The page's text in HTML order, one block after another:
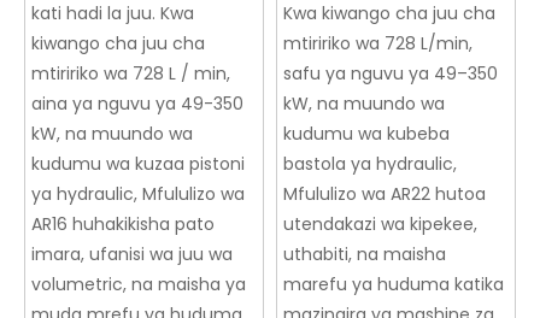
kati hadi la juu. Kwa
kiwango cha juu cha
mtiririko wa 728 L / min,
aina ya nguvu ya 49-350
kW, na muundo wa
kudumu wa kuzaa pistoni
ya hydraulic, Mfululizo wa
AR16 huhakikisha pato
imara, ufanisi wa juu wa
volumetric, na maisha ya
Kwa kiwango cha juu cha
mtiririko wa 728 L/min,
safu ya nguvu ya 49–350
kW, na muundo wa
kudumu wa kubeba
bastola ya hydraulic,
Mfululizo wa AR22 hutoa
utendakazi wa kipekee,
uthabiti, na maisha
marefu ya huduma katika